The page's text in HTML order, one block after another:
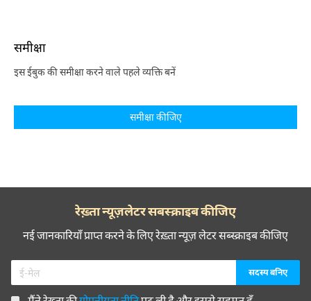
समीक्षा
इस ईबुक की समीक्षा करने वाले पहले व्यक्ति बनें
समीक्षा कीजिए
रेख़्ता न्यूज़लेटर सबस्क्राइब कीजिए
नई जानकारियाँ प्राप्त करने के लिए रेख़्ता न्यूज़ लेटर सब्स्क्राइब कीजिए